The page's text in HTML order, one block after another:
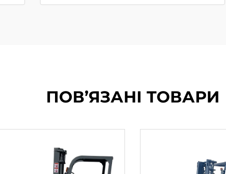
ПОВ’ЯЗАНІ ТОВАРИ